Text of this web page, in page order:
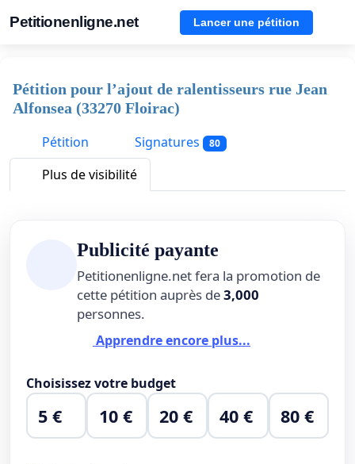
Petitionenligne.net Lancer une pétition
Pétition pour l’ajout de ralentisseurs rue Jean
Alfonsea (33270 Floirac)
Pétition
Signatures 80
Plus de visibilité
Publicité payante
Petitionenligne.net fera la promotion de
cette pétition auprès de3,000
personnes.
Apprendre encore plus...
Choisissez votre budget
5 € 10 € 20 € 40 € 80 €